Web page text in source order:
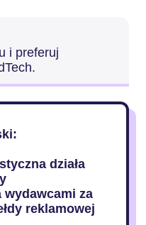
i preferuj
działa
wydawcami za
reklamowej